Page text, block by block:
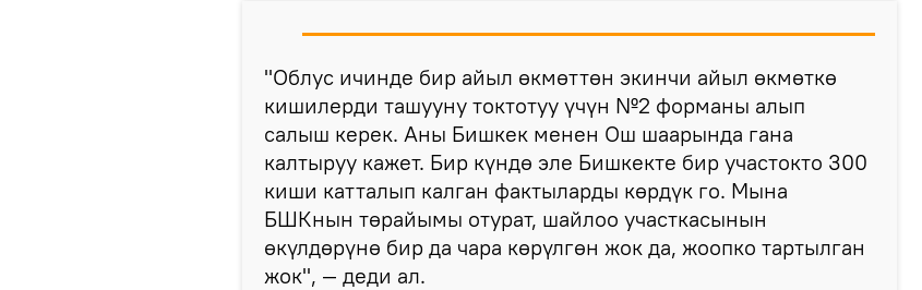
"Облус ичинде бир айыл өкмөттөн экинчи айыл өкмөткө
кишилерди ташууну токтотуу үчүн №2 форманы алып
салыш керек. Аны Бишкек менен Ош шаарында гана
калтыруу кажет. Бир күндө эле Бишкекте бир участокто 300
киши катталып калган фактыларды көрдүк го. Мына
БШКнын төрайымы отурат, шайлоо участкасынын
өкүлдөрүнө бир да чара көрүлгөн жок да, жоопко тартылган
жок", — деди ал.